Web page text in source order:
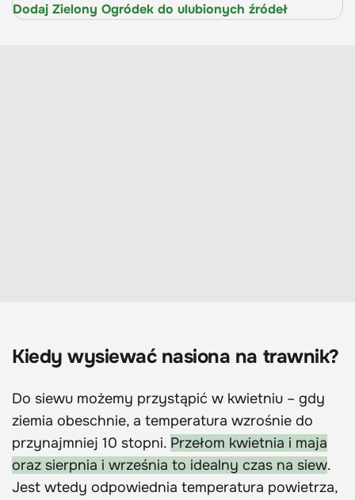
Dodaj Zielony Ogródek do ulubionych źródeł
Kiedy wysiewać nasiona na trawnik?
Do siewu możemy przystąpić w kwietniu – gdy
ziemia obeschnie, a temperatura wzrośnie do
przynajmniej 10 stopni. Przełom kwietnia i maja
oraz sierpnia i września to idealny czas na siew.
Jest wtedy odpowiednia temperatura powietrza,